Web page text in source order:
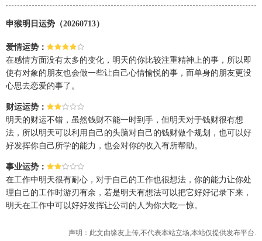
申猴明日运势（20260713）
爱情运势：
在感情方面没有太多的变化，明天的你比较注重精神上的事，所以即
使有对象的朋友也会做一些让自己心情愉悦的事，而单身的朋友更没
心思去恋爱的事了。
财运运势：
明天的财运不错，虽然钱财不能一时到手，但明天对于钱财很有想
法，所以明天可以利用自己的头脑对自己的钱财做个规划，也可以好
好发挥你自己所学的能力，也会对你的收入有所帮助。
事业运势：
在工作中明天很有耐心，对于自己的工作也很想法，你的能力让你处
理自己的工作时游刃有余，若是明天有想法可以把它好好记录下来，
明天在工作中可以好好发挥让公司的人为你大吃一惊。
声明：此文由缘友上传,不代表本站立场,本站仅提供发布平台.